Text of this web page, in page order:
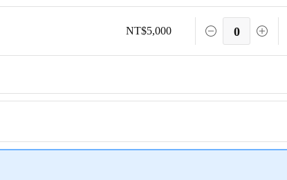
NT$5,000 0